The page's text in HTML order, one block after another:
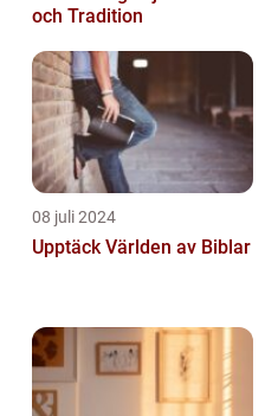
och Tradition
08 juli 2024
Upptäck Världen av Biblar